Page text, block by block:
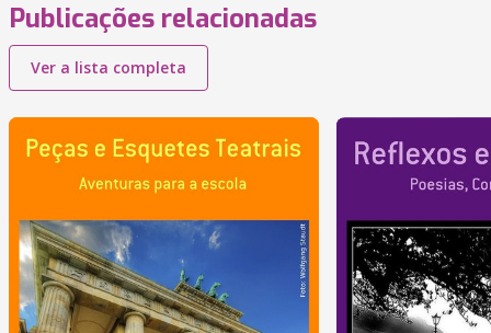
Publicações relacionadas
Ver a lista completa